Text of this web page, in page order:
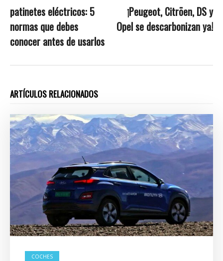
patinetes eléctricos: 5
normas que debes
conocer antes de usarlos
¡Peugeot, Citröen, DS y
Opel se descarbonizan ya!
ARTÍCULOS RELACIONADOS
COCHES